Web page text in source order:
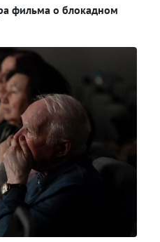
фильма о блокадном